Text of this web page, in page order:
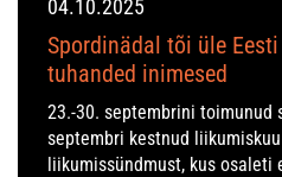
04.10.2025
Spordinädal tõi üle
tuhanded inimesed
23.-30. septembrini toimunud
septembri kestnud
liikumissündmust, kus osaleti